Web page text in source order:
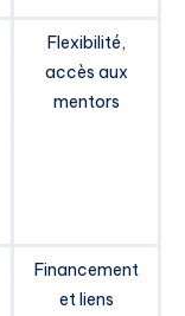
Flexibilité,
accès aux
mentors
Financement
et liens